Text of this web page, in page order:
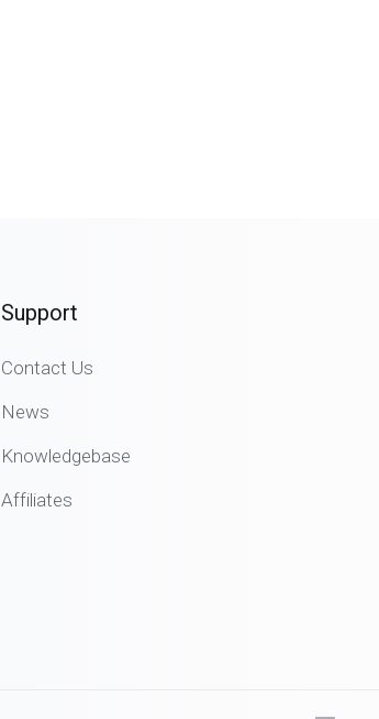
Support
Contact Us
News
Knowledgebase
Affiliates